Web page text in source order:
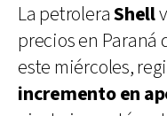
La petroleraShell
precios en Paraná
este miércoles,
incremento en